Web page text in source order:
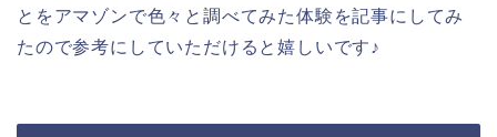
とをアマゾンで色々と調べてみた体験を記事にしてみ
たので参考にしていただけると嬉しいです♪